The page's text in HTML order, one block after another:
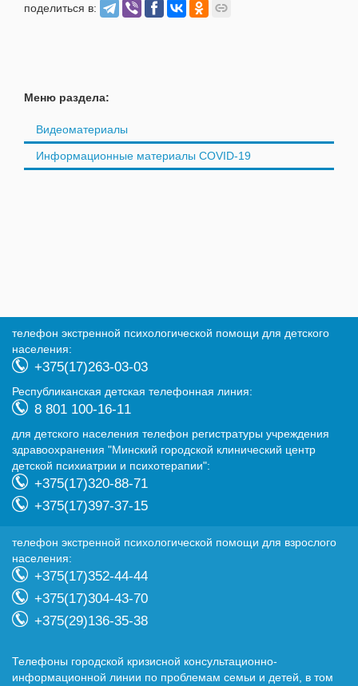
поделиться в:
Меню раздела:
Видеоматериалы
Информационные материалы COVID-19
телефон экстренной психологической помощи для детского
населения:
+375(17)263-03-03
Республиканская детская телефонная линия:
8 801 100-16-11
для детского населения телефон регистратуры учреждения
здравоохранения "Минский городской клинический центр
детской психиатрии и психотерапии":
+375(17)320-88-71
+375(17)397-37-15
телефон экстренной психологической помощи для взрослого
населения:
+375(17)352-44-44
+375(17)304-43-70
+375(29)136-35-38
Телефоны городской кризисной консультационно-
информационной линии по проблемам семьи и детей, в том